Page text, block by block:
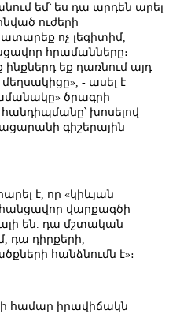
եմ՝ ես դա արդեն արել
ուժերի
ոչ լեգիտիմ,
հրամանները։
եք դառնում այդ
- ասել է
ծրագրի
խոսելով
գիշերային
է, որ «կիևյան
վարքագծի
են. դա մշտական
դա դիրքերի,
հանձնումն է»։
համար իրավիճակն